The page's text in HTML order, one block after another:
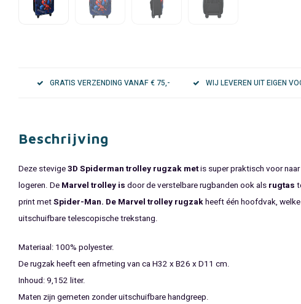
GRATIS VERZENDING VANAF € 75,- WIJ LEVEREN UIT EIGEN
Beschrijving
Deze stevige3D Spiderman trolley rugzak metis super praktisch voor
logeren. De Marvel trolley is door de verstelbare rugbanden ook als rugtas
print metSpider-Man. De Marvel trolley rugzakheeft één hoofdvak,
uitschuifbare telescopische trekstang.
Materiaal: 100% polyester.
De rugzak heeft een afmeting van ca H32 x B26 x D11 cm.
Inhoud: 9,152 liter.
Maten zijn gemeten zonder uitschuifbare handgreep.